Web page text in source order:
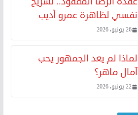
نفسي لظاهرة عمرو أديب
26 يونيو، 2026
لماذا لم يعد الجمهور يحب
آمال ماهر؟
22 يونيو، 2026